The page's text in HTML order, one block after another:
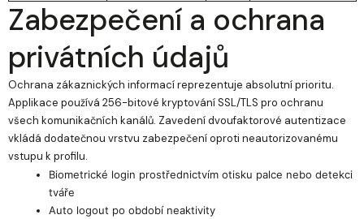
Zabezpečení a ochrana
privátních údajů
Ochrana zákaznických informací reprezentuje absolutní prioritu.
Applikace používá 256-bitové kryptování SSL/TLS pro ochranu
všech komunikačních kanálů. Zavedení dvoufaktorové autentizace
vkládá dodatečnou vrstvu zabezpečení oproti neautorizovanému
vstupu k profilu.
Biometrické login prostřednictvím otisku palce nebo detekci
tváře
Auto logout po období neaktivity